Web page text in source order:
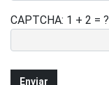
CAPTCHA: 1 + 2 = ?